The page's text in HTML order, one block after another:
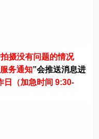
摄没有问题的情况
服务通知”会推送消息进
日（加急时间 9:30-